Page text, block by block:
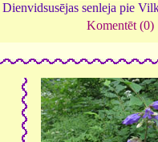
Dienvidsusējas senleja pie
Komentēt (0)